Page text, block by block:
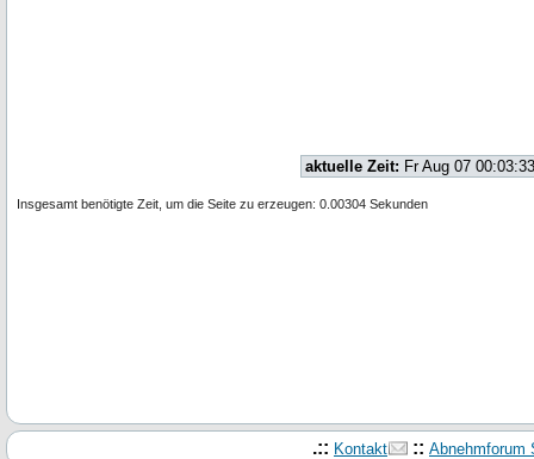
aktuelle Zeit: Fr Aug 07
Insgesamt benötigte Zeit, um die Seite zu erzeugen: 0.00304 Sekunden
.:: Kontakt :: Abnehmforum